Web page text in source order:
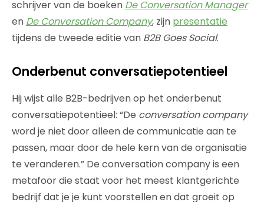
schrijver van de boeken De Conversation Manager
en De Conversation Company, zijn presentatie
tijdens de tweede editie van B2B Goes Social.
Onderbenut conversatiepotentieel
Hij wijst alle B2B-bedrijven op het onderbenut
conversatiepotentieel: “De conversation company
word je niet door alleen de communicatie aan te
passen, maar door de hele kern van de organisatie
te veranderen.” De conversation company is een
metafoor die staat voor het meest klantgerichte
bedrijf dat je je kunt voorstellen en dat groeit op